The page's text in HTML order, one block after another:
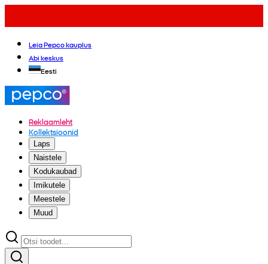
Leia Pepco kauplus
Abi keskus
Eesti
Reklaamleht
Kollektsioonid
Laps
Naistele
Kodukaubad
Imikutele
Meestele
Muud